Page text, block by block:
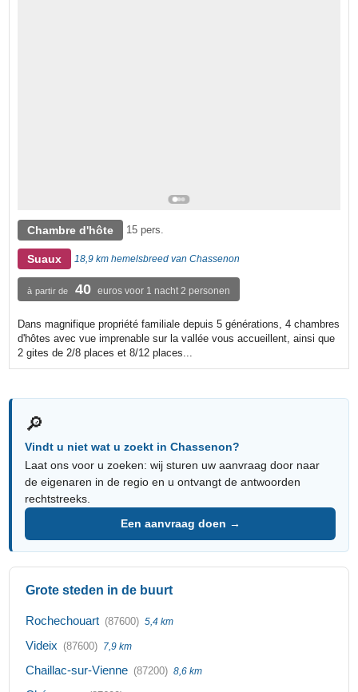
Chambre d'hôte 15 pers.
Suaux 18,9 km hemelsbreed van Chassenon
à partir de 40 euros voor 1 nacht 2 personen
Dans magnifique propriété familiale depuis 5 générations, 4 chambres
d'hôtes avec vue imprenable sur la vallée vous accueillent, ainsi que
2 gites de 2/8 places et 8/12 places...
🔎
Vindt u niet wat u zoekt in Chassenon?
Laat ons voor u zoeken: wij sturen uw aanvraag door naar
de eigenaren in de regio en u ontvangt de antwoorden
rechtstreeks.
Een aanvraag doen →
Grote steden in de buurt
Rochechouart (87600) 5,4 km
Videix (87600) 7,9 km
Chaillac-sur-Vienne (87200) 8,6 km